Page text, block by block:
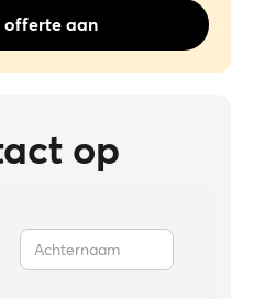
offerte aan
op